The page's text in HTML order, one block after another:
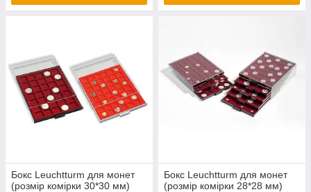
Бокс Leuchtturm для монет
(розмір комірки 30*30 мм)
Бокс Leuchtturm для монет
(розмір комірки 28*28 мм)